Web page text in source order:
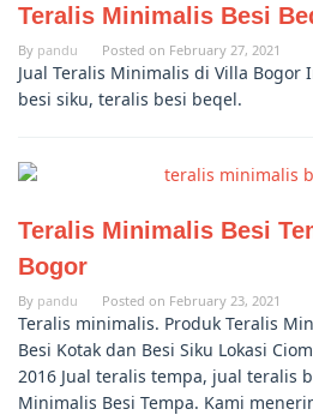
Teralis Minimalis Besi
By pandu Posted on February 27, 2021
Jual Teralis Minimalis di Villa
besi siku, teralis besi beqel.
Teralis Minimalis Besi
Bogor
By pandu Posted on February 23, 2021
Teralis minimalis. Produk Teralis
Besi Kotak dan Besi Siku Lokasi
2016 Jual teralis tempa, jual teralis
Minimalis Besi Tempa. Kami